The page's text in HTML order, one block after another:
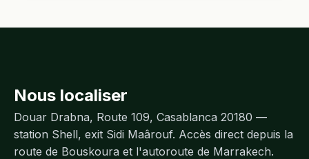
Nous localiser
Douar Drabna, Route 109, Casablanca 20180 —
station Shell, exit Sidi Maârouf. Accès direct depuis la
route de Bouskoura et l'autoroute de Marrakech.